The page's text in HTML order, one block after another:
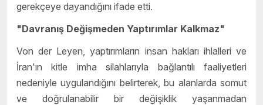
gerekçeye dayandığını ifade etti.
"Davranış Değişmeden Yaptırımlar Kalkmaz"
Von der Leyen, yaptırımların insan hakları ihlalleri ve
İran'ın kitle imha silahlarıyla bağlantılı faaliyetleri
nedeniyle uygulandığını belirterek, bu alanlarda somut
ve doğrulanabilir bir değişiklik yaşanmadan